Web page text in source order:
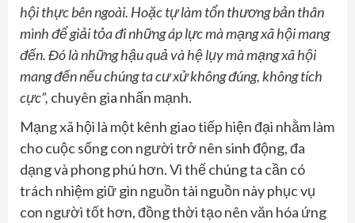
hội thực bên ngoài. Hoặc tự làm tổn thương bản thân
mình để giảitỏa đi những áp lực mà mạng xã hội mang
đến. Đó là những hậu quả và hệ lụy mà mạng xã hội
mang đến nếu chúng ta cư xử không đúng, không tích
cực”, chuyên gia nhấn mạnh.
Mạng xã hội là một kênh giao tiếp hiện đại nhằm làm
cho cuộc sống con người trở nên sinh động, đa
dạng và phong phú hơn. Vì thế chúng ta cần có
trách nhiệm giữ gìn nguồn tài nguồn này phục vụ
con người tốt hơn, đồng thời tạo nên văn hóa ứng